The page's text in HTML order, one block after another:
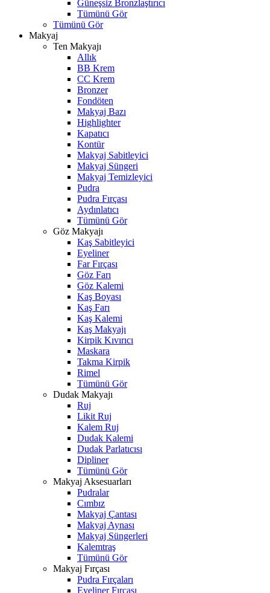
Güneşsiz Bronzlaştırıcı
Tümünü Gör
Tümünü Gör
Makyaj
Ten Makyajı
Allık
BB Krem
CC Krem
Bronzer
Fondöten
Makyaj Bazı
Highlighter
Kapatıcı
Kontür
Makyaj Sabitleyici
Makyaj Süngeri
Makyaj Temizleyici
Pudra
Pudra Fırçası
Aydınlatıcı
Tümünü Gör
Göz Makyajı
Kaş Sabitleyici
Eyeliner
Far Fırçası
Göz Farı
Göz Kalemi
Kaş Boyası
Kaş Farı
Kaş Kalemi
Kaş Makyajı
Kirpik Kıvırıcı
Maskara
Takma Kirpik
Rimel
Tümünü Gör
Dudak Makyajı
Ruj
Likit Ruj
Kalem Ruj
Dudak Kalemi
Dudak Parlatıcısı
Dipliner
Tümünü Gör
Makyaj Aksesuarları
Pudralar
Cımbız
Makyaj Çantası
Makyaj Aynası
Makyaj Süngerleri
Kalemtraş
Tümünü Gör
Makyaj Fırçası
Pudra Fırçaları
Eyeliner Fırçası